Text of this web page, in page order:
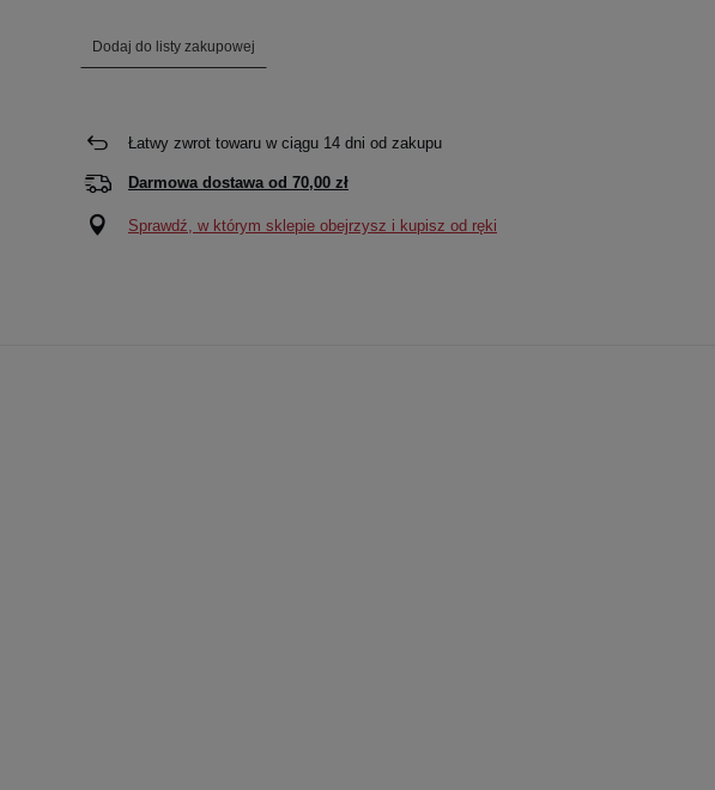
Dodaj do listy zakupowej
Łatwy zwrot towaru w ciągu 14dni od zakupu
Darmowa dostawa od 70,00 zł
Sprawdź, w którym sklepie obejrzysz i kupisz od ręki